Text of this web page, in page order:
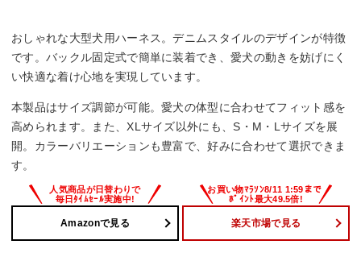
おしゃれな大型犬用ハーネス。デニムスタイルのデザインが特徴
です。バックル固定式で簡単に装着でき、愛犬の動きを妨げにく
い快適な着け心地を実現しています。
本製品はサイズ調節が可能。愛犬の体型に合わせてフィット感を
高められます。また、XLサイズ以外にも、S・M・Lサイズを展
開。カラーバリエーションも豊富で、好みに合わせて選択できま
す。
Amazonで見る 楽天市場で見る